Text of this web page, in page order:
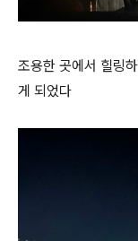
조용한 곳에서 힐링
게 되었다